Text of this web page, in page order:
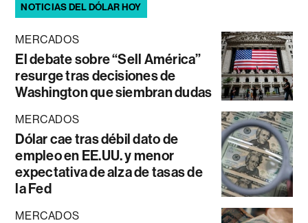
NOTICIAS DEL DÓLAR HOY
MERCADOS
El debate sobre “Sell América”
resurge tras decisiones de
Washington que siembran dudas
MERCADOS
Dólar cae tras débil dato de
empleo en EE.UU. y menor
expectativa de alza de tasas de
la Fed
MERCADOS